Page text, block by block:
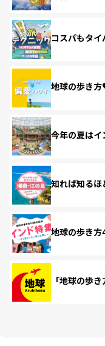
コスパもタ
地球の歩き
今年の夏はイ
知れば知るほ
地球の歩き方
「地球の歩